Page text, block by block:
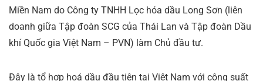
Miền Nam do Công ty TNHH Lọc hóa dầu Long Sơn (liên
doanh giữa Tập đoàn SCG của Thái Lan và Tập đoàn Dầu
khí Quốc gia Việt Nam – PVN) làm Chủ đầu tư.
Đây là tổ hợp hoá dầu đầu tiên tại Việt Nam với công suất